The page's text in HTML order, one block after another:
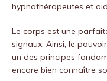
hypnothérapeutes et
Le corps est une
signaux. Ainsi, le
un des principes
encore bien connaître